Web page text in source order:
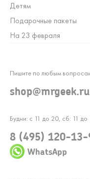
Детям
Подарочные пакеты
На 23 февраля
Будни: с 11 до 20, сб: 11 до
8 (495) 120-13-
WhatsApp
Пишите по любым
shop@mrgeek.ru